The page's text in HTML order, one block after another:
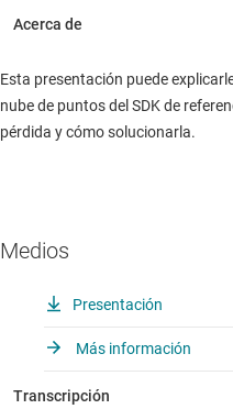
Esta presentación puede
nube de puntos del SDK de
pérdida y cómo solucionarla.
Medios
Presentación
Más información